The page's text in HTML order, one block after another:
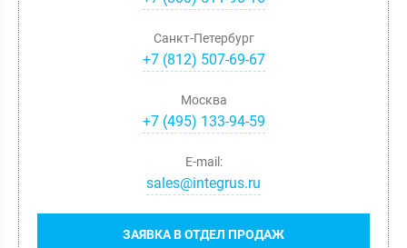
Санкт-Петербург
+7(812) 507-69-67
Москва
+7(495) 133-94-59
ЗАЯВКА В ОТДЕЛ ПРОДАЖ
E-mail:
sales@integrus.ru